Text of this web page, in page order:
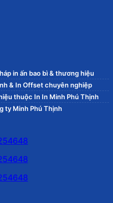
in ấn bao bì & thương hiệu
& In Offset chuyên nghiệp
thuộc In In Minh Phú Thịnh
ty Minh Phú Thịnh